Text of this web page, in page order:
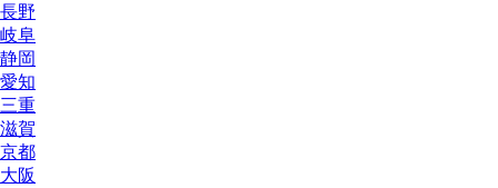
長野
岐阜
静岡
愛知
三重
滋賀
京都
大阪